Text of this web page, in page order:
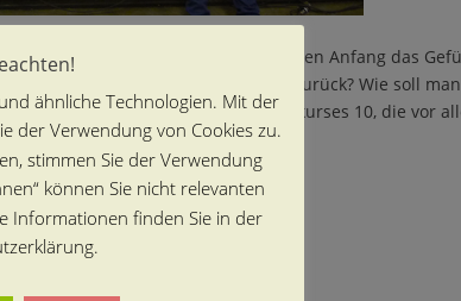
– weg! Eine Suche beginnt, an deren Anfang das
gibt den Verlorenen ihre Identität zurück? Wie soll
Szenencollage eines Theaterkurses 10, die vor
ähnliche Technologien. Mit der
der Verwendung von Cookies zu.
stimmen Sie der Verwendung
können Sie nicht relevanten
Informationen finden Sie in der